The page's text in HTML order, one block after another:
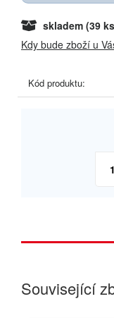
skladem (39
Kdy bude zboží u
Kód produktu:
Související